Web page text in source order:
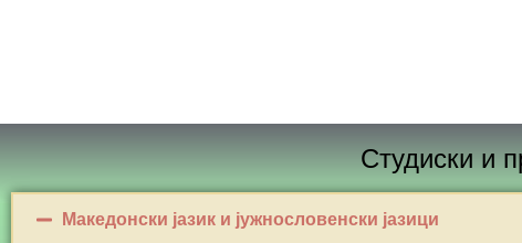
Студиски и
Македонски јазик и јужнословенски јазици